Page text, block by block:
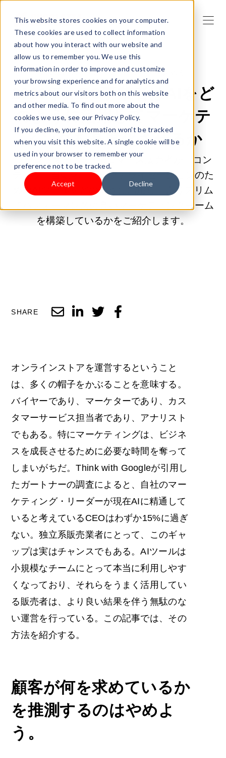
This website stores cookies on your computer.
These cookies are used to collect information
about how you interact with our website and
allow us to remember you. We use this
information in order to improve and customize
your browsing experience and for analytics and
metrics about our visitors both on this website
and other media. To find out more about the
cookies we use, see our Privacy Policy.
If you decline, your information won’t be tracked
when you visit this website. A single cookie will be
used in your browser to remember your
preference not to be tracked.
Accept Decline
2026/04/17 9:00:02 | ビジネスを始める
2026年、EC事業者はAIをど
のように活用してマーケテ
ィングを高度化させるか
ブランドオーナーやeコマース販売者が、コン
テンツ、自動化、パーソナライゼーションのた
めのAIツールをどのように活用し、よりスリム
でパフォーマンスの高いマーケティングチーム
を構築しているかをご紹介します。
SHARE
オンラインストアを運営するということ
は、多くの帽子をかぶることを意味する。
バイヤーであり、マーケターであり、カス
タマーサービス担当者であり、アナリスト
でもある。特にマーケティングは、ビジネ
スを成長させるために必要な時間を奪って
しまいがちだ。Think with Googleが引用し
たガートナーの調査によると、自社のマー
ケティング・リーダーが現在AIに精通して
いると考えているCEOはわずか15%に過ぎ
ない。独立系販売業者にとって、このギャ
ップは実はチャンスでもある。AIツールは
小規模なチームにとって本当に利用しやす
くなっており、それらをうまく活用してい
る販売者は、より良い結果を伴う無駄のな
い運営を行っている。この記事では、その
方法を紹介する。
顧客が何を求めているか
を推測するのはやめよ
う。